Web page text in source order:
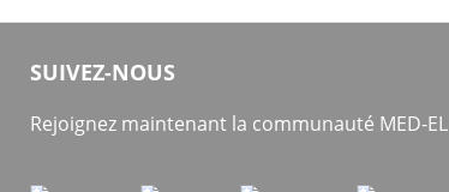
SUIVEZ-NOUS
Rejoignez maintenant la communauté MED-EL